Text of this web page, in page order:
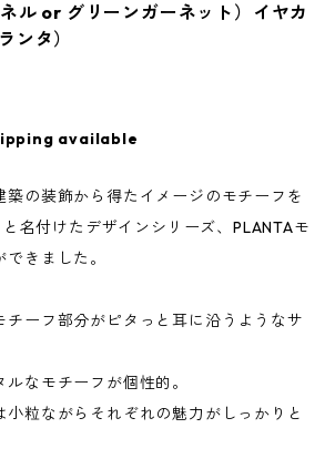
ル or グリーンガーネット）イヤカ
ンタ）
available
築の装飾から得たイメージのモチーフを
名付けたデザインシリーズ、PLANTAモ
きました。
チーフ部分がピタっと耳に沿うようなサ
なモチーフが個性的。
小粒ながらそれぞれの魅力がしっかりと